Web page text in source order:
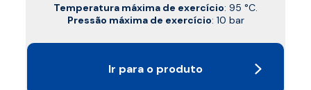
Temperatura máxima de exercício: 95 °C.
Pressão máxima de exercício: 10 bar
Ir para o produto